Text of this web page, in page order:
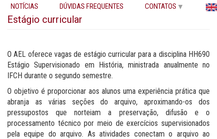
NOTÍCIAS
DÚVIDAS FREQUENTES CONTATOS
Estágio curricular
O AEL oferece vagas de estágio curricular para a disciplina HH690
Estágio Supervisionado em História, ministrada anualmente no
IFCH durante o segundo semestre.
O objetivo é proporcionar aos alunos uma experiência prática que
abranja as várias seções do arquivo, aproximando-os dos
pressupostos que norteiam a preservação, difusão e o
processamento técnico por meio de exercícios supervisionados
pela equipe do arquivo. As atividades conectam o arquivo ao